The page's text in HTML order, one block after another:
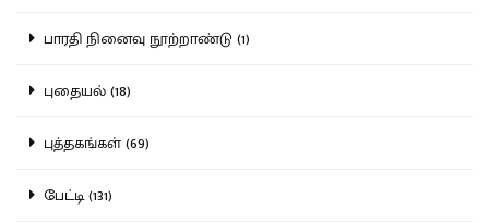
பாரதி நினைவு நூற்றாண்டு (1)
புதையல் (18)
புத்தகங்கள் (69)
பேட்டி (131)